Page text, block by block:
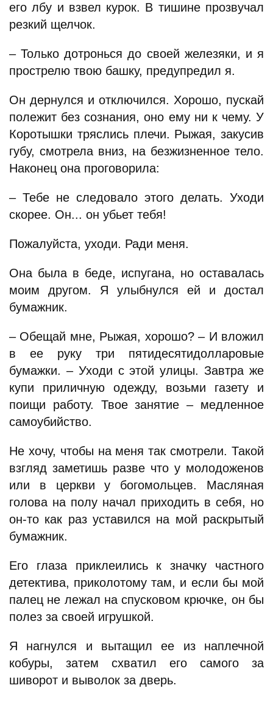
его лбу и взвел курок. В тишине прозвучал
резкий щелчок.
– Только дотронься до своей железяки, и я
прострелю твою башку, предупредил я.
Он дернулся и отключился. Хорошо, пускай
полежит без сознания, оно ему ни к чему. У
Коротышки тряслись плечи. Рыжая, закусив
губу, смотрела вниз, на безжизненное тело.
Наконец она проговорила:
– Тебе не следовало этого делать. Уходи
скорее. Он... он убьет тебя!
Пожалуйста, уходи. Ради меня.
Она была в беде, испугана, но оставалась
моим другом. Я улыбнулся ей и достал
бумажник.
– Обещай мне, Рыжая, хорошо? – И вложил
в ее руку три пятидесятидолларовые
бумажки. – Уходи с этой улицы. Завтра же
купи приличную одежду, возьми газету и
поищи работу. Твое занятие – медленное
самоубийство.
Не хочу, чтобы на меня так смотрели. Такой
взгляд заметишь разве что у молодоженов
или в церкви у богомольцев. Масляная
голова на полу начал приходить в себя, но
он-то как раз уставился на мой раскрытый
бумажник.
Его глаза приклеились к значку частного
детектива, приколотому там, и если бы мой
палец не лежал на спусковом крючке, он бы
полез за своей игрушкой.
Я нагнулся и вытащил ее из наплечной
кобуры, затем схватил его самого за
шиворот и выволок за дверь.